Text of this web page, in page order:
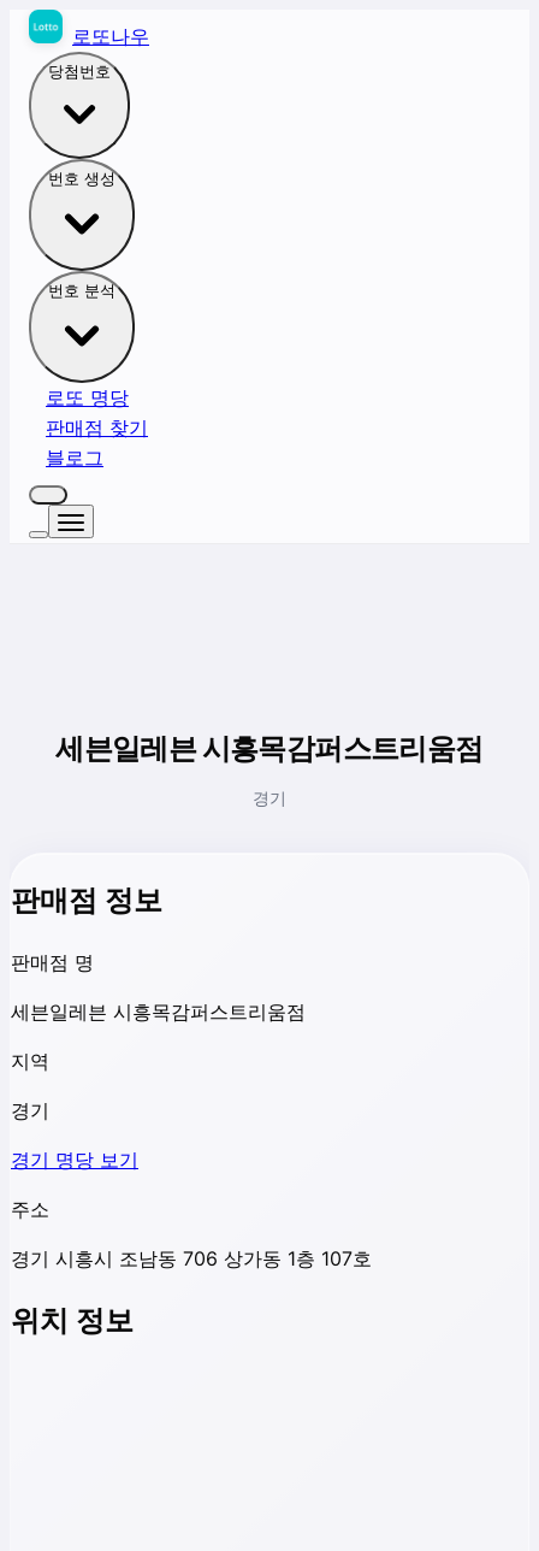
로또나우
당첨번호
번호 생성
번호 분석
로또 명당
판매점 찾기
블로그
세븐일레븐 시흥목감퍼스트리움점
경기
판매점 정보
판매점 명
세븐일레븐 시흥목감퍼스트리움점
지역
경기
경기 명당 보기
주소
경기 시흥시 조남동 706 상가동 1층 107호
위치 정보